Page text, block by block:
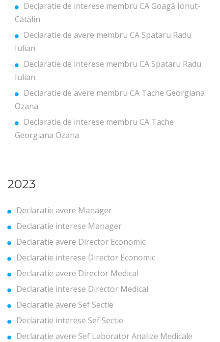
Declaratie de interese membru CA Goagă Ionut-
Cătălin
Declaratie de avere membru CA Spataru Radu
Iulian
Declaratie de interese membru CA Spataru Radu
Iulian
Declaratie de avere membru CA Tache Georgiana
Ozana
Declaratie de interese membru CA Tache
Georgiana Ozana
2023
Declaratie avere Manager
Declaratie interese Manager
Declaratie avere Director Economic
Declaratie interese Director Economic
Declaratie avere Director Medical
Declaratie interese Director Medical
Declaratie avere Sef Sectie
Declaratie interese Sef Sectie
Declaratie avere Sef Laborator Analize Medicale